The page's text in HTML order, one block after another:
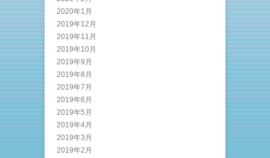
2020年1月
2019年12月
2019年11月
2019年10月
2019年9月
2019年8月
2019年7月
2019年6月
2019年5月
2019年4月
2019年3月
2019年2月